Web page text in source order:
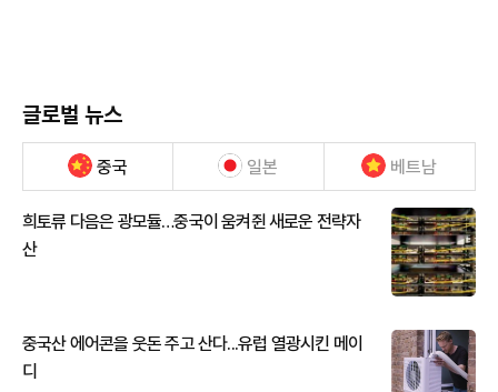
글로벌 뉴스
중국 일본 베트남
희토류 다음은 광모듈…중국이 움켜쥔 새로운 전략자
산
중국산 에어콘을 웃돈 주고 산다...유럽 열광시킨 메이
디